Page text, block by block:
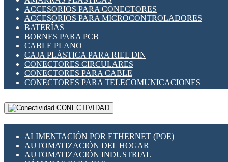
INDICADORES PARA PANEL
INTERFACES DE RELÉ
INTERRUPTORES FIN DE CARRERA
LLAVES CONMUTADORAS
MEDIDORES DE ENERGÍA Y TC'S DE CORRIENTE
MOTORES PASO A PASO
PANTALLAS HMI
PLC -CONTROLADORES LÓGICO PROGRAMABLES
PROGRAMADORES DE HORARIO
RELÉS DE PROTECCIÓN
SENSORES CAPACITIVOS
SENSORES INDUCTIVOS
TEMPORIZADORES
VARIACS
ACCESORIOS PARA CONECTORES
ACCESORIOS PARA MICROCONTROLADORES
BATERÍAS
BORNES PARA PCB
CABLE PLANO
CAJA PLÁSTICA PARA RIEL DIN
CONECTORES CIRCULARES
CONECTORES PARA CABLE
CONECTORES PARA TELECOMUNICACIONES
CONECTORES CABLE A PCB
CONECTORES PCB A CABLE
DIP SWITCHES
HERRAMIENTAS VARIAS
ILUMINACIÓN LED
INTERRUPTORES REED
CONECTIVIDAD
ALIMENTACIÓN POR ETHERNET (POE)
AUTOMATIZACIÓN DEL HOGAR
AUTOMATIZACIÓN INDUSTRIAL